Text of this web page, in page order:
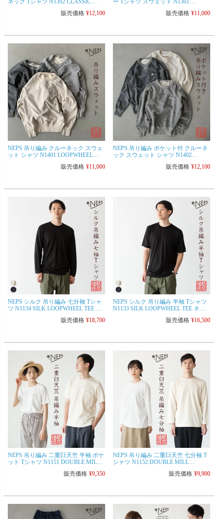
ネック Tシャツ N1302 CLASSIC
販売価格 ¥12,100
ー Tシャツ スウェット N1301
販売価格 ¥11,000
NEPS 吊り編み クルーネック スウェ
ット シャツ N1401 LOOPWHEEL
ス 日本製 トレーナー販売価格 ¥11,000
NEPS 吊り編み ポケット付 クルーネ
ック スウェット シャツ N1402
SWEATSHIRTS ネップス 日本製 メン
販売価格 ¥12,100
NEPS シルク 吊り編み 七分袖 Tシャ
ツ N1134 SILK LOOPWHEEL TEE ネ
販売価格 ¥18,700
NEPS シルク 吊り編み 半袖 Tシャツ
N1133 SILK LOOPWHEEL TEE ネッ
販売価格 ¥16,500
NEPS 吊り編み 二重臼天竺 半袖 ポケ
ット Tシャツ N1151 DOUBLE MILL
販売価格 ¥9,350
NEPS 吊り編み 二重臼天竺 七分袖 T
シャツ N1152 DOUBLE MILL
販売価格 ¥9,900